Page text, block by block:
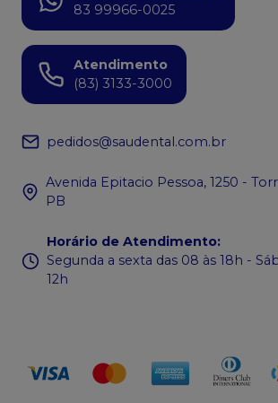
83 99966-0025
Atendimento
(83) 3133-3000
pedidos@saudental.com.br
Avenida Epitacio Pessoa, 1250 -
PB
Horário de Atendimento:
Segunda a sexta das 08 às 18h -
12h